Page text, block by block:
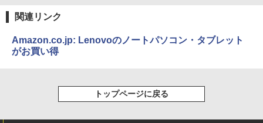
関連リンク
Amazon.co.jp: Lenovoのノートパソコン・タブレット
がお買い得
トップページに戻る